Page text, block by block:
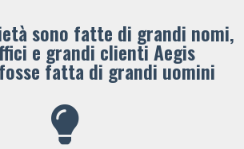
sono fatte di grandi nomi,
e grandi clienti ​Aegis
fatta di grandi uomini